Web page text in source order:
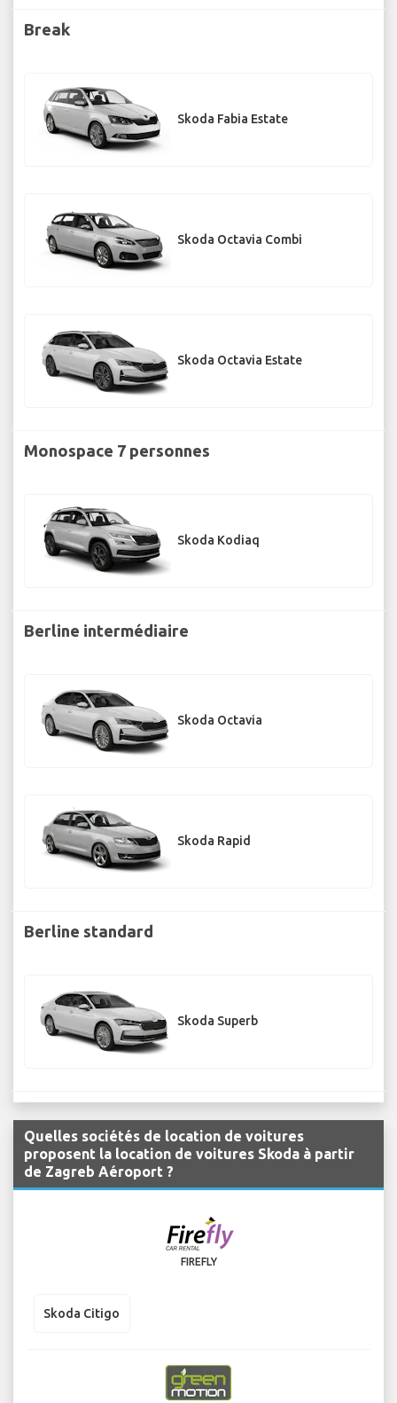
Break
Skoda Fabia Estate
Skoda Octavia Combi
Skoda Octavia Estate
Monospace 7 personnes
Skoda Kodiaq
Berline intermédiaire
Skoda Octavia
Skoda Rapid
Berline standard
Skoda Superb
Quelles sociétés de location de voitures
proposent la location de voitures Skoda à partir
de Zagreb Aéroport ?
FIREFLY
Skoda Citigo